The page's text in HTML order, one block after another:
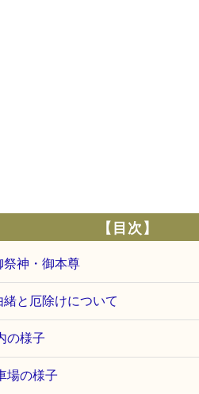
【目次】
祭神・御本尊
と厄除けについて
の様子
場の様子